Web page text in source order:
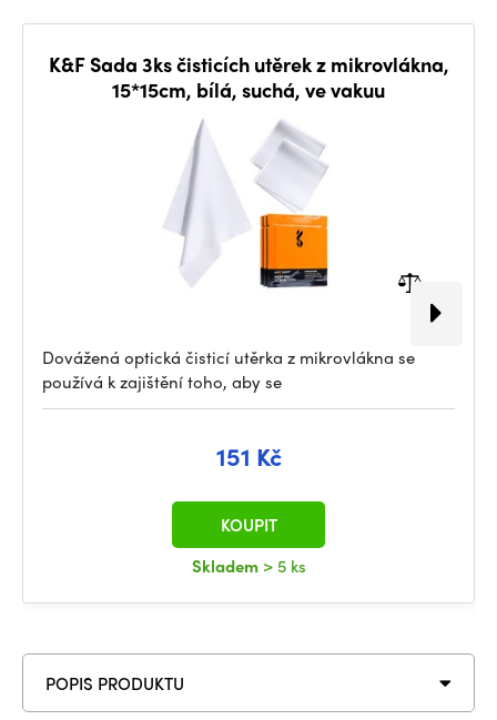
K&F Sada 3ks čisticích utěrek z mikrovlákna,
15*15cm, bílá, suchá, ve vakuu
Dovážená optická čisticí utěrka z mikrovlákna se
používá k zajištění toho, aby se
151 Kč
Skladem > 5 ks
KOUPIT
POPIS PRODUKTU